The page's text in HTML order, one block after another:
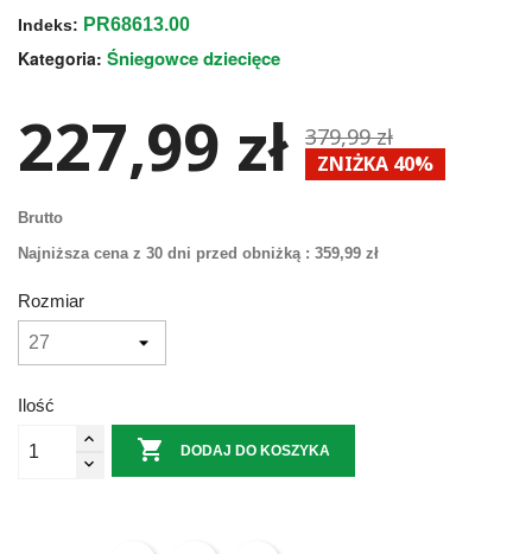
Indeks: PR68613.00
Kategoria: Śniegowce dziecięce
227,99 zł 379,99 zł
ZNIŻKA 40%
Brutto
Najniższa cena z 30 dni przed obniżką : 359,99 zł
Rozmiar
Ilość
 DODAJ DO KOSZYKA